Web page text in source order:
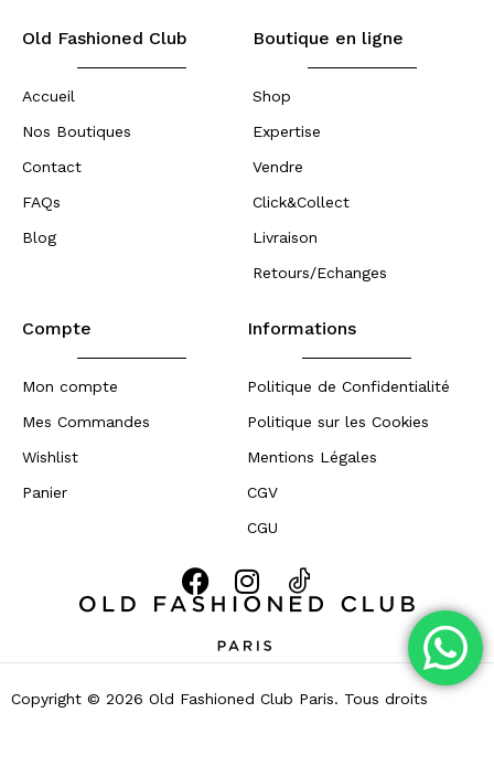
Old Fashioned Club
Accueil
Nos Boutiques
Contact
FAQs
Blog
Boutique en ligne
Shop
Expertise
Vendre
Click&Collect
Livraison
Retours/Echanges
Compte
Mon compte
Mes Commandes
Wishlist
Panier
Informations
Politique de Confidentialité
Politique sur les Cookies
Mentions Légales
CGV
CGU
Copyright © 2026 Old Fashioned Club Paris. Tous droits